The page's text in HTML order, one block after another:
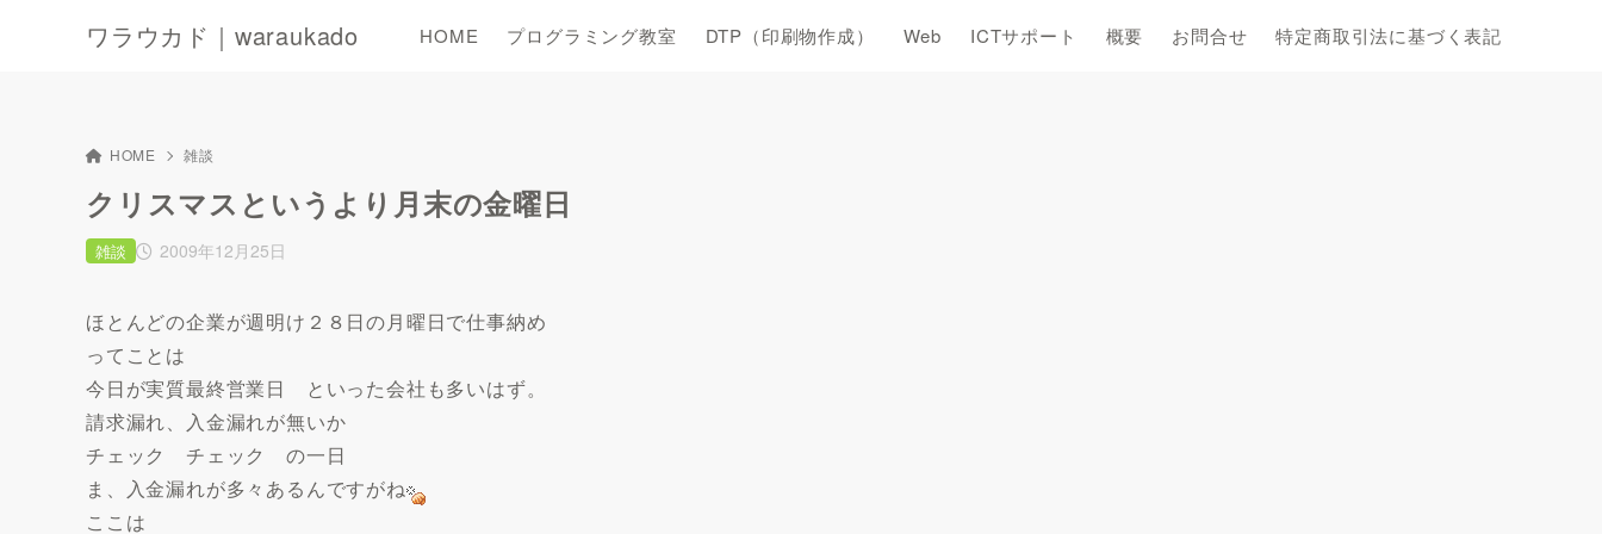
ワラウカド｜waraukado HOME プログラミング教室 DTP（印刷物作成） Web ICTサポート 概要 お問合せ 特定商取引法に基づく表記
HOME 雑談
クリスマスというより月末の金曜日
2009年12月25日
雑談
ほとんどの企業が週明け２８日の月曜日で仕事納め
ってことは
今日が実質最終営業日 といった会社も多いはず。
請求漏れ、入金漏れが無いか
チェック チェック の一日
ま、入金漏れが多々あるんですがね
ここは